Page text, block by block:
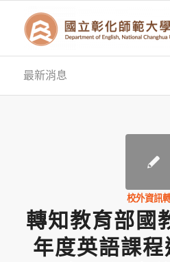
最新消息
校外資訊
轉知教育部國
年度英語課